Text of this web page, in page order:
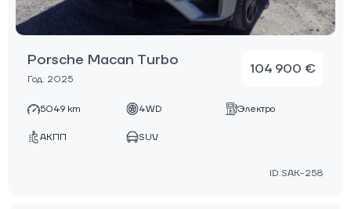
Porsche Macan Turbo
Год: 2025
104 900 €
5049 km 4WD Электро
АКПП SUV
ID:SAK-258